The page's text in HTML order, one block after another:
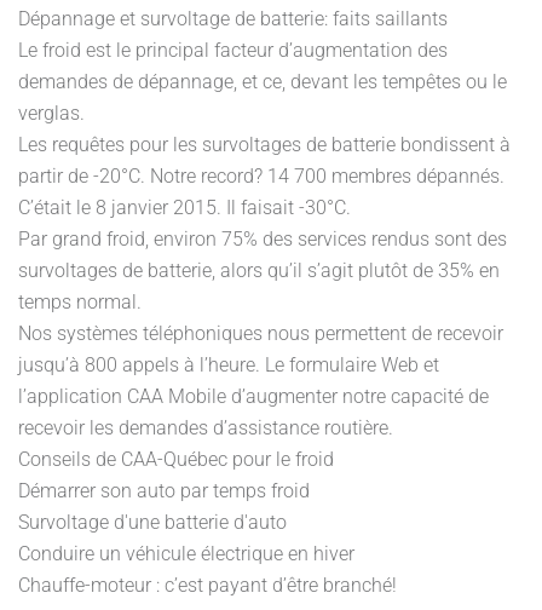
Dépannage et survoltage de batterie: faits saillants
Le froid est le principal facteur d’augmentation des
demandes de dépannage, et ce, devant les tempêtes ou le
verglas.
Les requêtes pour les survoltages de batterie bondissent à
partir de -20°C. Notre record? 14 700 membres dépannés.
C’était le 8 janvier 2015. Il faisait -30°C.
Par grand froid, environ 75% des services rendus sont des
survoltages de batterie, alors qu’il s’agit plutôt de 35% en
temps normal.
Nos systèmes téléphoniques nous permettent de recevoir
jusqu’à 800 appels à l’heure. Le formulaire Web et
l’application CAA Mobile d’augmenter notre capacité de
recevoir les demandes d’assistance routière.
Conseils de CAA-Québec pour le froid
Démarrer son auto par temps froid
Survoltage d'une batterie d'auto
Conduire un véhicule électrique en hiver
Chauffe-moteur : c’est payant d’être branché!